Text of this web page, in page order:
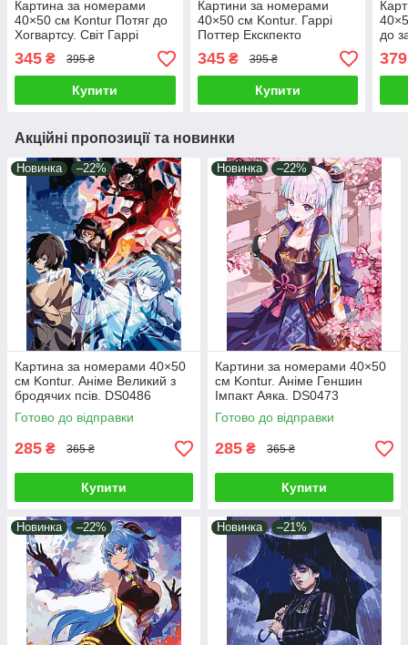
Картина за номерами
40×50 см Kontur Потяг до
Хогвартсу. Світ Гаррі
345 ₴ 395 ₴
Купити
Картини за номерами
40×50 см Kontur. Гаррі
Поттер Екскпекто
345₴ 395 ₴
Купити
до
379
Акційні пропозиції та новинки
Новинка –22%
Картина за номерами 40×50
см Kontur. Аніме Великий з
бродячих псів. DS0486
Готово до відправки
285 ₴ 365 ₴
Купити
Новинка –22%
Картини за номерами 40×50
см Kontur. Аніме Геншин
Імпакт Аяка. DS0473
Готово до відправки
285 ₴ 365 ₴
Купити
Новинка –22% Новинка –21%